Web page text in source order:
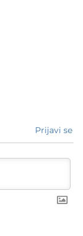
Prijavi se